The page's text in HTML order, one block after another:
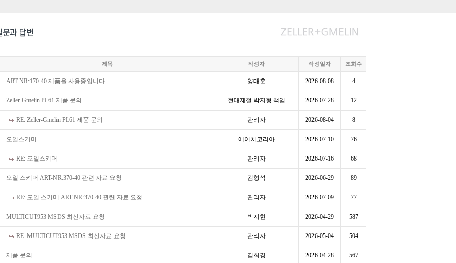
제목 작성자 작성일자 조회수
ART-NR:170-40 제품을 사용중입니다. 양태훈 2026-08-08 4
Zeller-Gmelin PL61 제품 문의 현대제철 박지형 책임 2026-07-28 12
RE: Zeller-Gmelin PL61 제품 문의 관리자 2026-08-04 8
오일스키머 에이치코리아 2026-07-10 76
RE: 오일스키머 관리자 2026-07-16 68
오일 스키머 ART-NR:370-40 관련 자료 요청 김형석 2026-06-29 89
RE: 오일 스키머 ART-NR:370-40 관련 자료 요청 관리자 2026-07-09 77
MULTICUT953 MSDS 최신자료 요청 박지현 2026-04-29 587
RE: MULTICUT953 MSDS 최신자료 요청 관리자 2026-05-04 504
제품 문의 김희경 2026-04-28 567